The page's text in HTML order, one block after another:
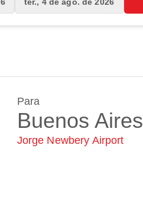
Para
Buenos Aires
Jorge Newbery Airport